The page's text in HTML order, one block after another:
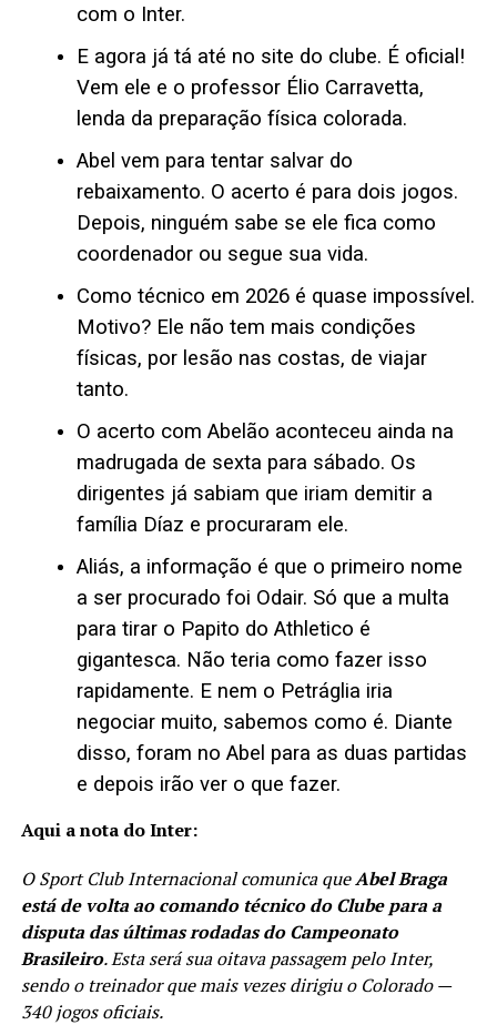
com o Inter.
E agora já tá até no site do clube. É oficial!
Vem ele e o professor Élio Carravetta,
lenda da preparação física colorada.
Abel vem para tentar salvar do
rebaixamento. O acerto é para dois jogos.
Depois, ninguém sabe se ele fica como
coordenador ou segue sua vida.
Como técnico em 2026 é quase impossível.
Motivo? Ele não tem mais condições
físicas, por lesão nas costas, de viajar
tanto.
O acerto com Abelão aconteceu ainda na
madrugada de sexta para sábado. Os
dirigentes já sabiam que iriam demitir a
família Díaz e procuraram ele.
Aliás, a informação é que o primeiro nome
a ser procurado foi Odair. Só que a multa
para tirar o Papito do Athletico é
gigantesca. Não teria como fazer isso
rapidamente. E nem o Petráglia iria
negociar muito, sabemos como é. Diante
disso, foram no Abel para as duas partidas
e depois irão ver o que fazer.
Aqui a nota do Inter:
O Sport Club Internacional comunica queAbel Braga
está de volta ao comando técnico do Clube para a
disputa das últimas rodadas do Campeonato
Brasileiro. Esta será sua oitava passagem pelo Inter,
sendo o treinador que mais vezes dirigiu o Colorado —
340 jogos oficiais.